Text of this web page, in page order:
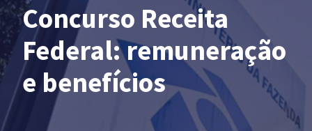
Concurso Receita
Federal: remuneração
e benefícios